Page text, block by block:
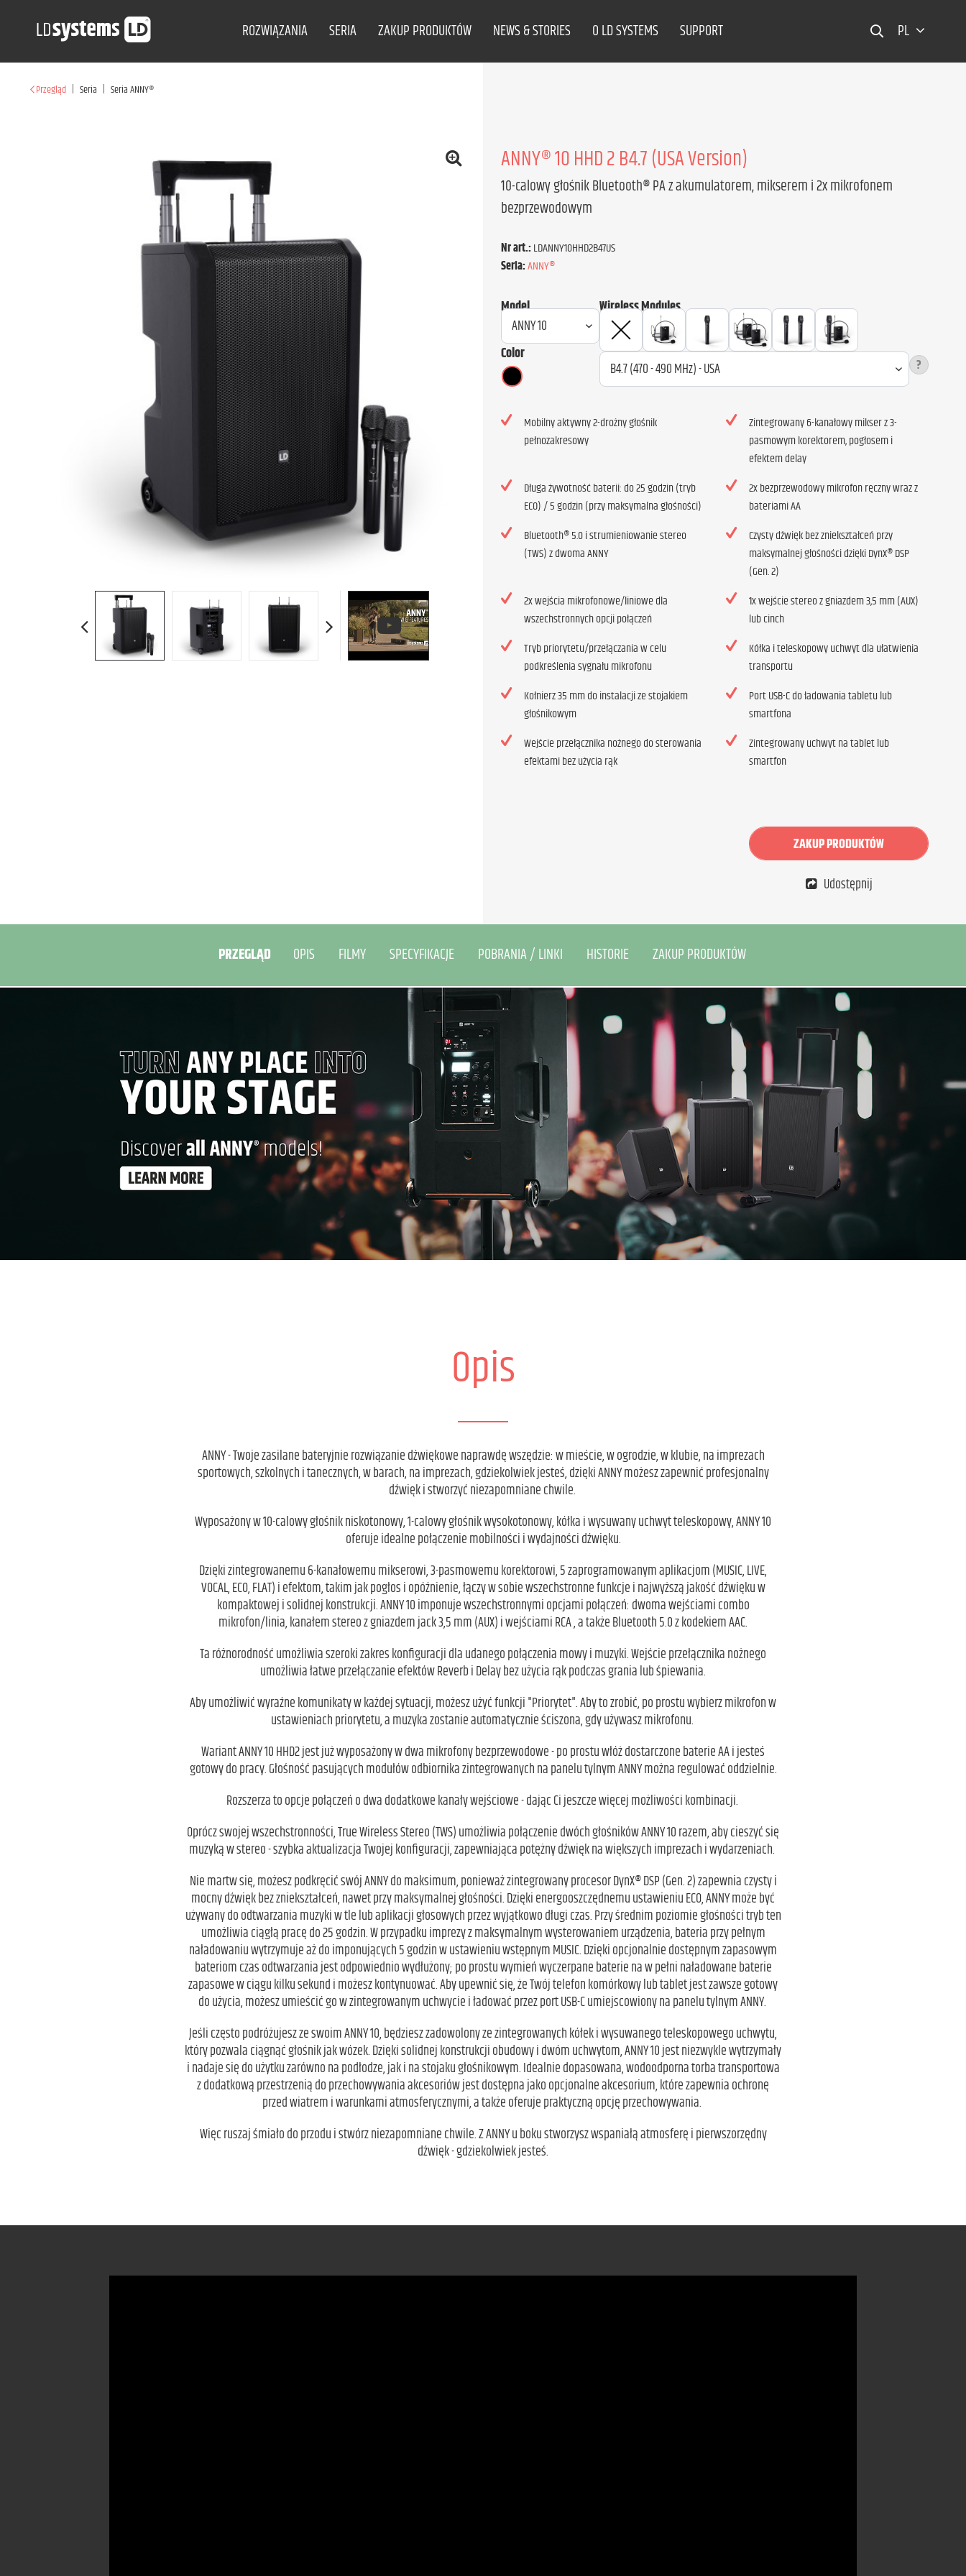
ROZWIĄZANIA SERIA ZAKUP PRODUKTÓW NEWS & STORIES O LD SYSTEMS SUPPORT PL
Przegląd | Seria | Seria ANNY®
ANNY® 10 HHD 2 B4.7 (USA Version)
10-calowy głośnik Bluetooth® PA z akumulatorem, mikserem i 2x mikrofonem
bezprzewodowym
Nr art.:LDANNY10HHD2B47US
Seria:ANNY®
Model
Color
Wireless Modules
?
Mobilny aktywny 2-drożny głośnik
pełnozakresowy
Zintegrowany 6-kanałowy mikser z 3-
pasmowym korektorem, pogłosem i
efektem delay
Długa żywotność baterii: do 25 godzin (tryb
ECO) / 5 godzin (przy maksymalna głośności)
2x bezprzewodowy mikrofon ręczny wraz z
bateriami AA
Bluetooth® 5.0 i strumieniowanie stereo
(TWS) z dwoma ANNY
Czysty dźwięk bez zniekształceń przy
maksymalnej głośności dzięki DynX® DSP
(Gen. 2)
2x wejścia mikrofonowe/liniowe dla
wszechstronnych opcji połączeń
1x wejście stereo z gniazdem 3,5 mm (AUX)
lub cinch
Tryb priorytetu/przełączania w celu
podkreślenia sygnału mikrofonu
Kółka i teleskopowy uchwyt dla ułatwienia
transportu
Kołnierz 35 mm do instalacji ze stojakiem
głośnikowym
Port USB-C do ładowania tabletu lub
smartfona
Wejście przełącznika nożnego do sterowania
efektami bez użycia rąk
Zintegrowany uchwyt na tablet lub
smartfon
ZAKUP PRODUKTÓW
Udostępnij
PRZEGLĄD OPIS FILMY SPECYFIKACJE POBRANIA / LINKI HISTORIE ZAKUP PRODUKTÓW
Opis
ANNY - Twoje zasilane bateryjnie rozwiązanie dźwiękowe naprawdę wszędzie: w mieście, w ogrodzie, w klubie, na imprezach
sportowych, szkolnych i tanecznych, w barach, na imprezach, gdziekolwiek jesteś, dzięki ANNY możesz zapewnić profesjonalny
dźwięk i stworzyć niezapomniane chwile.
Wyposażony w 10-calowy głośnik niskotonowy, 1-calowy głośnik wysokotonowy, kółka i wysuwany uchwyt teleskopowy, ANNY 10
oferuje idealne połączenie mobilności i wydajności dźwięku.
Dzięki zintegrowanemu 6-kanałowemu mikserowi, 3-pasmowemu korektorowi, 5 zaprogramowanym aplikacjom (MUSIC, LIVE,
VOCAL, ECO, FLAT) i efektom, takim jak pogłos i opóźnienie, łączy w sobie wszechstronne funkcje i najwyższą jakość dźwięku w
kompaktowej i solidnej konstrukcji. ANNY 10 imponuje wszechstronnymi opcjami połączeń: dwoma wejściami combo
mikrofon/linia, kanałem stereo z gniazdem jack 3,5 mm (AUX) i wejściami RCA , a także Bluetooth 5.0 z kodekiem AAC.
Ta różnorodność umożliwia szeroki zakres konfiguracji dla udanego połączenia mowy i muzyki. Wejście przełącznika nożnego
umożliwia łatwe przełączanie efektów Reverb i Delay bez użycia rąk podczas grania lub śpiewania.
Aby umożliwić wyraźne komunikaty w każdej sytuacji, możesz użyć funkcji "Priorytet". Aby to zrobić, po prostu wybierz mikrofon w
ustawieniach priorytetu, a muzyka zostanie automatycznie ściszona, gdy używasz mikrofonu.
Wariant ANNY 10 HHD2 jest już wyposażony w dwa mikrofony bezprzewodowe - po prostu włóż dostarczone baterie AA i jesteś
gotowy do pracy. Głośność pasujących modułów odbiornika zintegrowanych na panelu tylnym ANNY można regulować oddzielnie.
Rozszerza to opcje połączeń o dwa dodatkowe kanały wejściowe - dając Ci jeszcze więcej możliwości kombinacji.
Oprócz swojej wszechstronności, True Wireless Stereo (TWS) umożliwia połączenie dwóch głośników ANNY 10 razem, aby cieszyć się
muzyką w stereo - szybka aktualizacja Twojej konfiguracji, zapewniająca potężny dźwięk na większych imprezach i wydarzeniach.
Nie martw się, możesz podkręcić swój ANNY do maksimum, ponieważ zintegrowany procesor DynX® DSP (Gen. 2) zapewnia czysty i
mocny dźwięk bez zniekształceń, nawet przy maksymalnej głośności. Dzięki energooszczędnemu ustawieniu ECO, ANNY może być
używany do odtwarzania muzyki w tle lub aplikacji głosowych przez wyjątkowo długi czas. Przy średnim poziomie głośności tryb ten
umożliwia ciągłą pracę do 25 godzin. W przypadku imprezy z maksymalnym wysterowaniem urządzenia, bateria przy pełnym
naładowaniu wytrzymuje aż do imponujących 5 godzin w ustawieniu wstępnym MUSIC. Dzięki opcjonalnie dostępnym zapasowym
bateriom czas odtwarzania jest odpowiednio wydłużony; po prostu wymień wyczerpane baterie na w pełni naładowane baterie
zapasowe w ciągu kilku sekund i możesz kontynuować. Aby upewnić się, że Twój telefon komórkowy lub tablet jest zawsze gotowy
do użycia, możesz umieścić go w zintegrowanym uchwycie i ładować przez port USB-C umiejscowiony na panelu tylnym ANNY.
Jeśli często podróżujesz ze swoim ANNY 10, będziesz zadowolony ze zintegrowanych kółek i wysuwanego teleskopowego uchwytu,
który pozwala ciągnąć głośnik jak wózek. Dzięki solidnej konstrukcji obudowy i dwóm uchwytom, ANNY 10 jest niezwykle wytrzymały
i nadaje się do użytku zarówno na podłodze, jak i na stojaku głośnikowym. Idealnie dopasowana, wodoodporna torba transportowa
z dodatkową przestrzenią do przechowywania akcesoriów jest dostępna jako opcjonalne akcesorium, które zapewnia ochronę
przed wiatrem i warunkami atmosferycznymi, a także oferuje praktyczną opcję przechowywania.
Więc ruszaj śmiało do przodu i stwórz niezapomniane chwile. Z ANNY u boku stworzysz wspaniałą atmosferę i pierwszorzędny
dźwięk - gdziekolwiek jesteś.